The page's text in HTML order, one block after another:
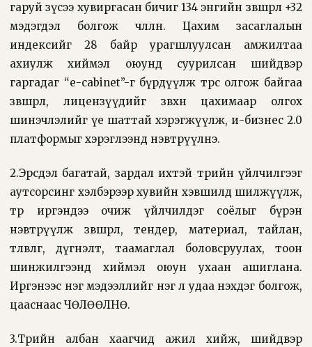
гаруй зүсээ хувиргасан бичиг 134 энгийн зөвшөөрөл +32
мэдэгдэл болгож чөлөөлнө. Цахим засаглалын
индексийг 28 байр урагшлуулсан амжилтаа
ахиулж хиймэл оюунд суурилсан шийдвэр
гаргадаг “e-cabinet”-г бүрдүүлж төрөөс олгож байгаа
зөвшөөрөл, лицензүүдийг зөвхөн цахимаар олгох
шинэчлэлийг үе шаттай хэрэгжүүлж, и-бизнес 2.0
платформыг хэрэглээнд нэвтрүүлнэ.
2.Эрсдэл багатай, зардал ихтэй төрийн үйлчилгээг
аутсорсинг хэлбэрээр хувийн хэвшилд шилжүүлж,
төр иргэндээ очиж үйлчилдэг соёлыг бүрэн
нэвтрүүлж зөвшөөрөл, тендер, материал, тайлан,
төлөвлөгөө, дүгнэлт, таамаглал боловсруулах, тоон
шинжилгээнд хиймэл оюун ухаан ашиглана.
Иргэнээс нэг мэдээллийг нэг л удаа нэхдэг болгож,
цааснаас ЧӨЛӨӨЛНӨ.
3.Төрийн албан хаагчид ажил хийж, шийдвэр